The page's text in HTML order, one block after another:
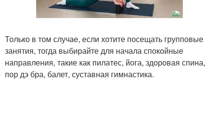
Только в том случае, если хотите посещать групповые
занятия, тогда выбирайте для начала спокойные
направления, такие как пилатес, йога, здоровая спина,
пор дэ бра, балет, суставная гимнастика.